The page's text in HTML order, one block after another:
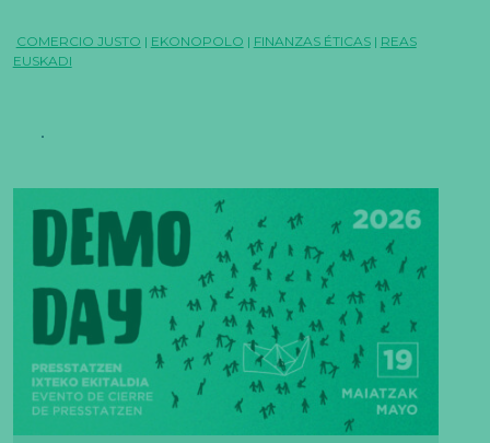
COMERCIO JUSTO | EKONOPOLO | FINANZAS ÉTICAS | REAS
EUSKADI